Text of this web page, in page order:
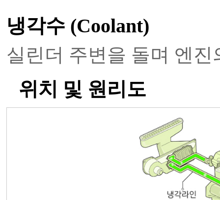
냉각수 (Coolant)
실린더 주변을 돌며 엔
위치 및 원리도